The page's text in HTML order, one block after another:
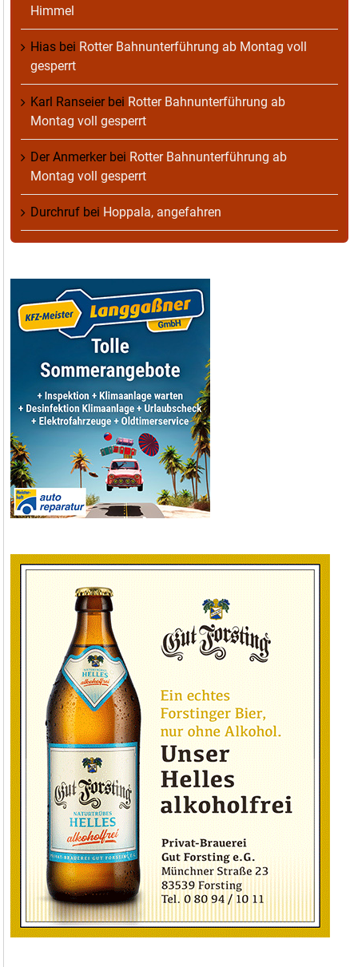
Himmel
Hias bei Rotter Bahnunterführung ab Montag voll
gesperrt
Karl Ranseierbei Rotter Bahnunterführung ab
Montag voll gesperrt
Der Anmerkerbei Rotter Bahnunterführung ab
Montag voll gesperrt
Durchruf bei Hoppala, angefahren